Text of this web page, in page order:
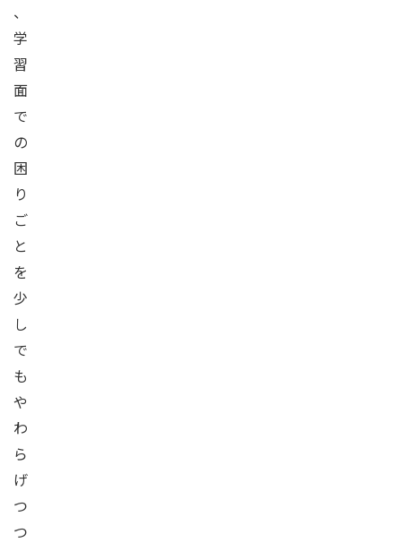
、
学
習
面
で
の
困
り
ご
と
を
少
し
で
も
や
わ
ら
げ
つ
つ